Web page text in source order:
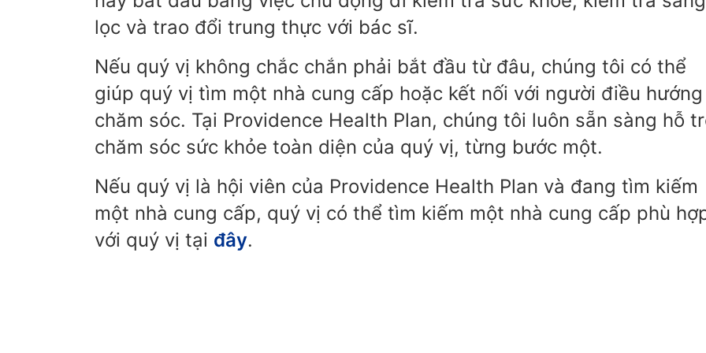
lọc và trao đổi trung thực với bác sĩ.
Nếu quý vị không chắc chắn phải bắt đầu từ đâu, chúng tôi có thể
giúp quý vị tìm một nhà cung cấp hoặc kết nối với người điều hướng
chăm sóc. Tại Providence Health Plan, chúng tôi luôn sẵn sàng hỗ
chăm sóc sức khỏe toàn diện của quý vị, từng bước một.
Nếu quý vị là hội viên của Providence Health Plan và đang tìm kiếm
một nhà cung cấp, quý vị có thể tìm kiếm một nhà cung cấp phù
với quý vị tại đây.